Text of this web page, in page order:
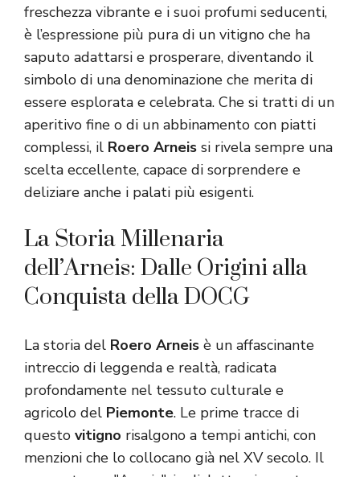
freschezza vibrante e i suoi profumi seducenti,
è l’espressione più pura di un vitigno che ha
saputo adattarsi e prosperare, diventando il
simbolo di una denominazione che merita di
essere esplorata e celebrata. Che si tratti di un
aperitivo fine o di un abbinamento con piatti
complessi, il Roero Arneis si rivela sempre una
scelta eccellente, capace di sorprendere e
deliziare anche i palati più esigenti.
La Storia Millenaria
dell’Arneis: Dalle Origini alla
Conquista della DOCG
La storia del Roero Arneis è un affascinante
intreccio di leggenda e realtà, radicata
profondamente nel tessuto culturale e
agricolo del Piemonte. Le prime tracce di
questo vitigno risalgono a tempi antichi, con
menzioni che lo collocano già nel XV secolo. Il